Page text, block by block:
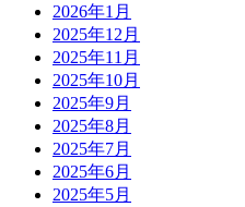
2026年1月
2025年12月
2025年11月
2025年10月
2025年9月
2025年8月
2025年7月
2025年6月
2025年5月